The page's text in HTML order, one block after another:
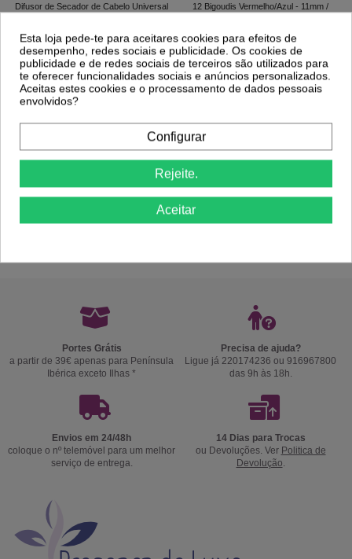
Difusor de Secador de Cabelo Universal
4,89 €
12 Bigoudis Vermelho/Azul - 11mm /
1,23 € 1,63 €
Portes Grátis
a partir de 39€ apenas para Península
Ibérica exceto Ilhas *
Precisa de ajuda?
Ligue já 220174236 ou 916967800
das 9h às 18h.
Envios em 24/48h
coloque o nº telemóvel para um melhor
serviço de entrega.
14 Dias para Trocas
ou Devoluções. Ver Politica de
Devolução.
Esta loja pede-te para aceitares cookies para efeitos de
desempenho, redes sociais e publicidade. Os cookies de
publicidade e de redes sociais de terceiros são utilizados para
te oferecer funcionalidades sociais e anúncios personalizados.
Aceitas estes cookies e o processamento de dados pessoais
envolvidos?
Configurar
Rejeite.
Aceitar